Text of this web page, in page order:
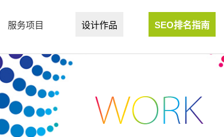
服务项目 设计作品 SEO排名指南